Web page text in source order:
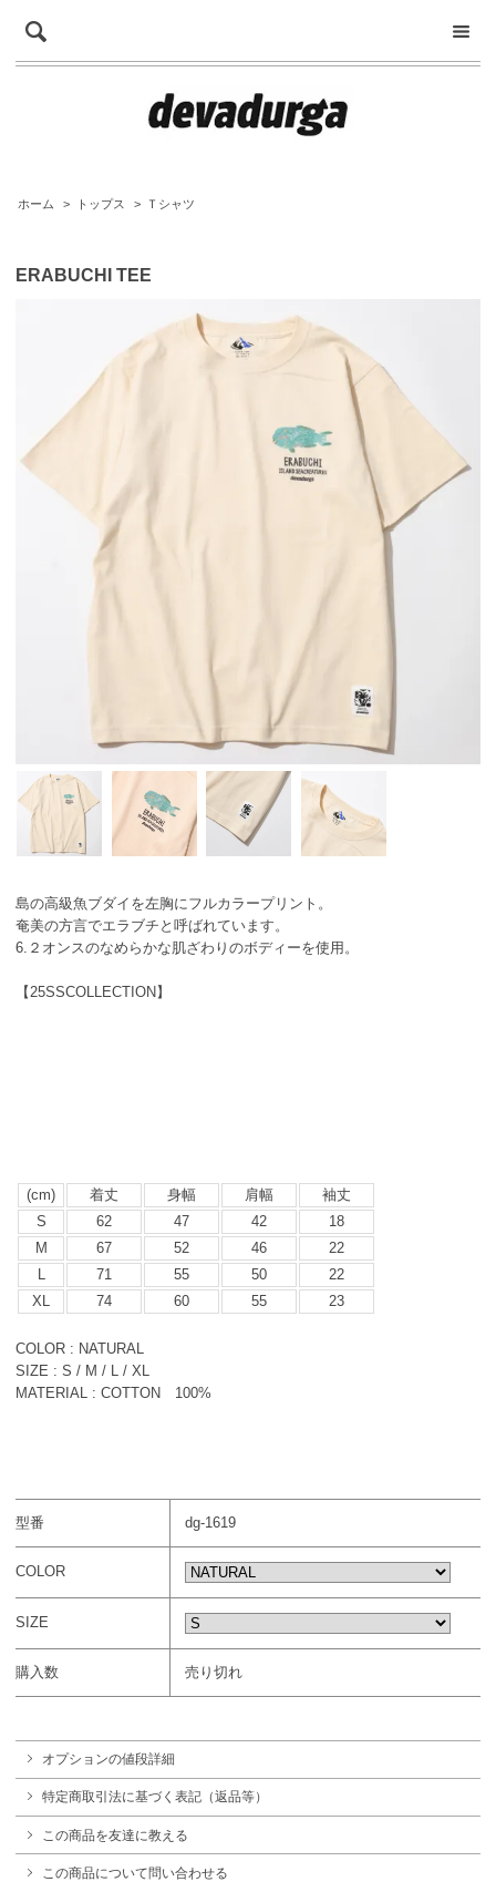
ホーム > トップス > Ｔシャツ
ERABUCHI TEE
島の高級魚ブダイを左胸にフルカラープリント。
奄美の方言でエラブチと呼ばれています。
6.２オンスのなめらかな肌ざわりのボディーを使用。
【25SSCOLLECTION】
(cm) 着丈 身幅 肩幅
袖丈
S
62 47 42
18
M
67 52 46
22
L
71 55 50
22
XL
74 60 55 23
COLOR : NATURAL
SIZE : S / M / L / XL
MATERIAL : COTTON 100%
型番 dg-1619
COLOR
SIZE
購入数 売り切れ
オプションの値段詳細
特定商取引法に基づく表記（返品等）
この商品を友達に教える
この商品について問い合わせる